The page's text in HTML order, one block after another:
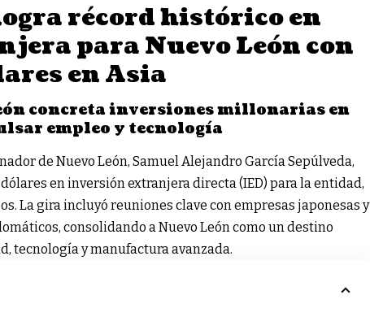
récord histórico en
para Nuevo León con
en Asia
concreta inversiones millonarias en
empleo y tecnología
de Nuevo León, Samuel Alejandro García Sepúlveda,
en inversión extranjera directa (IED) para la entidad,
La gira incluyó reuniones clave con empresas japonesas y
consolidando a Nuevo León como un destino
tecnología y manufactura avanzada.